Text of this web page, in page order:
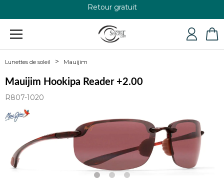
+33 4 79 24 76 84
Lunettes de soleil Mauijim
Mauijim Hookipa Reader +2.00
R807-1020